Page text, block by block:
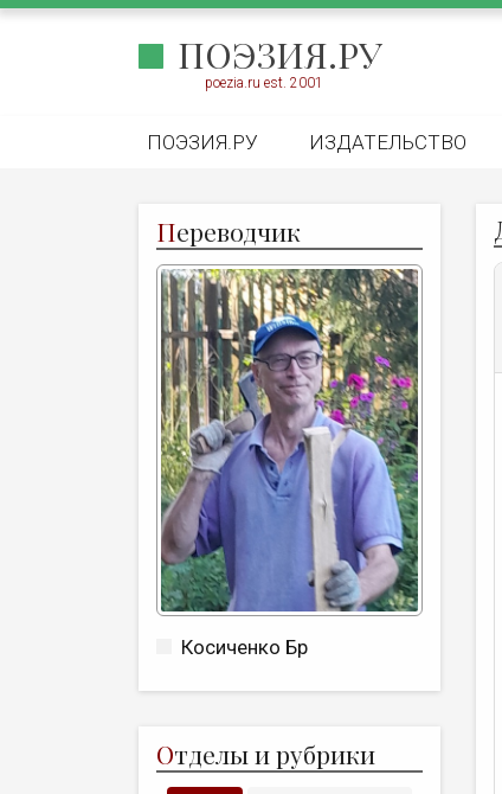
ПОЭЗИЯ.РУ
poezia.ru est. 2001
ПОЭЗИЯ.РУ ИЗДАТЕЛЬСТВО
Переводчик
Косиченко Бр
Отделы и рубрики